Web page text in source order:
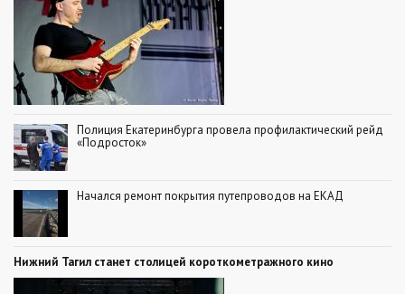
Полиция Екатеринбурга провела профилактический рейд
«Подросток»
Начался ремонт покрытия путепроводов на ЕКАД
Нижний Тагил станет столицей короткометражного кино